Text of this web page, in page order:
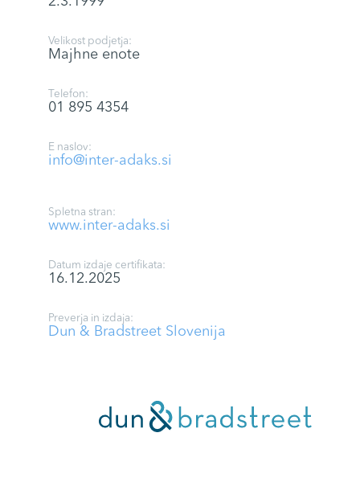
Velikost podjetja:
Majhne enote
Telefon:
01 895 4354
E naslov:
info@inter-adaks.si
Spletna stran:
www.inter-adaks.si
Datum izdaje certifikata:
16.12.2025
Preverja in izdaja:
Dun & Bradstreet Slovenija